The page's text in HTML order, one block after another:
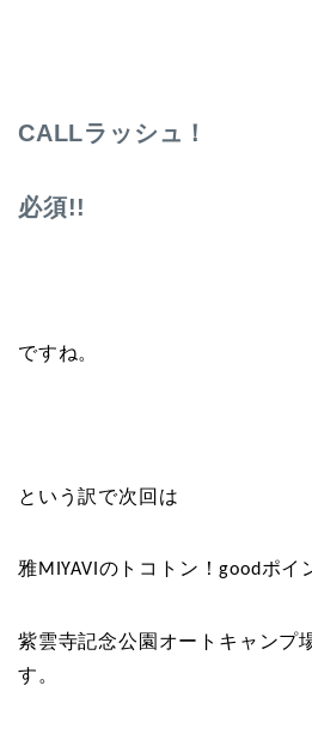
CALLラッシュ！
必須!!
ですね。
という訳で次回は
雅MIYAVI のトコトン！goodポイ
紫雲寺記念公園オートキャンプ
す。